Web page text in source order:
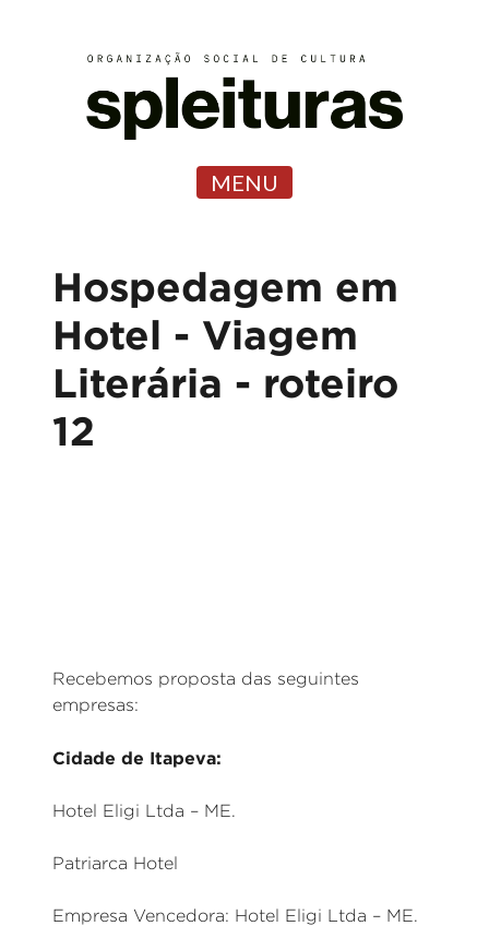
MENU
Hospedagem em
Hotel - Viagem
Literária - roteiro
12
Recebemos proposta das seguintes
empresas:
Cidade de Itapeva:
Hotel Eligi Ltda – ME.
Patriarca Hotel
Empresa Vencedora: Hotel Eligi Ltda – ME.